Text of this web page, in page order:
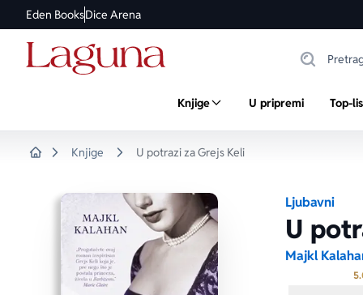
Eden BooksDice Arena
Knjige U pripremi Top-
Knjige U potrazi za Grejs Keli
Ljubavni
U
Majkl